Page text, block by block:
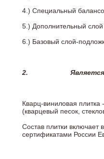
4.) Специальный
5.) Дополнительный
6.) Базовый слой-
2.
Кварц-виниловая
(кварцевый песок,
Состав плитки включает
сертификатами России